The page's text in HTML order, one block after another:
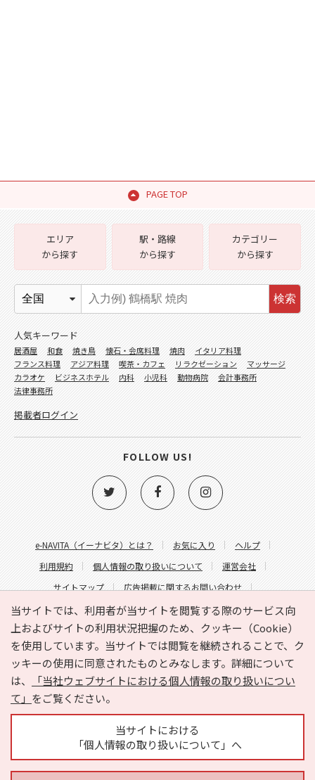
PAGE TOP
当サイトでは、利用者が当サイトを閲覧する際のサービス向
上およびサイトの利用状況把握のため、クッキー（Cookie）
を使用しています。当サイトでは閲覧を継続されることで、ク
ッキーの使用に同意されたものとみなします。詳細について
は、
「当社ウェブサイトにおける個人情報の取り扱いについ
て」 をご覧ください。
当サイトにおける
「個人情報の取り扱いについて」へ
e-NAVITA（イーナビタ）とは？ お気に入り
ヘルプ
利用規約
個人情報の取り扱いについて
運営会社
サイトマップ
広告掲載に関するお問い合わせ
サイトの内容に関するお問い合わせ
エリア
から探す
駅・路線
から探す
カテゴリー
から探す
検索
人気キーワード
居酒屋 和食 焼き鳥 懐石・会席料理 焼肉
イタリア料理
フランス料理
アジア料理 喫茶・カフェ リラクゼーション
マッサージ
カラオケ
ビジネスホテル 内科 小児科 動物病院
会計事務所
法律事務所
掲載者ログイン
FOLLOW US!
Copyright © HYOJITO.Co.,Ltd. All Rights Reserved.